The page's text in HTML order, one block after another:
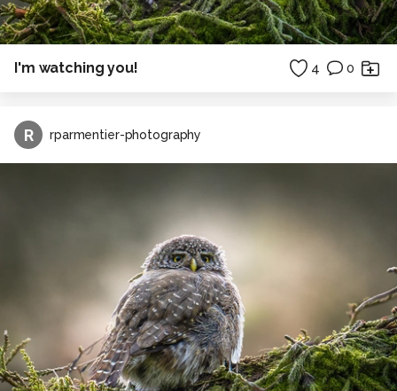
I'm watching you! 4 0
R rparmentier-photography